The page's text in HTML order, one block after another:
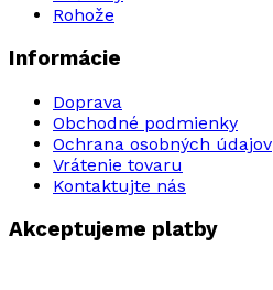
Rohože
Informácie
Doprava
Obchodné podmienky
Ochrana osobných údajov
Vrátenie tovaru
Kontaktujte nás
Akceptujeme platby